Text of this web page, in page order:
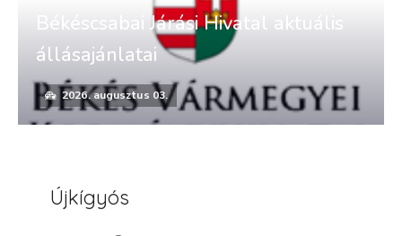
Békéscsabai Járási Hivatal aktuális
állásajánlatai
2026. augusztus 03.
Újkígyós